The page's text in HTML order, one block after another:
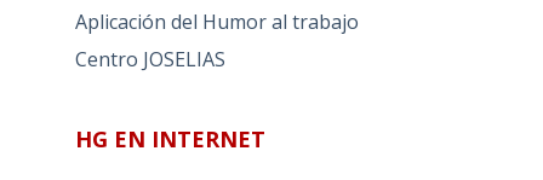
Aplicación del Humor al trabajo
Centro JOSELIAS
HG EN INTERNET